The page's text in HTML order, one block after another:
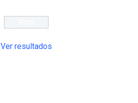
Ver resultados